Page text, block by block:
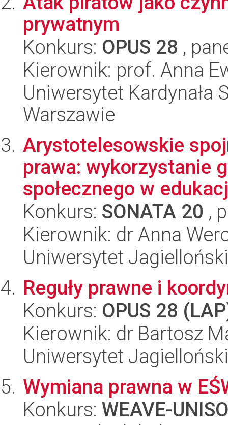
prywatnym
Konkurs: OPUS 28 ,
Kierownik: prof. Anna
Uniwersytet Kardynała
Warszawie
Arystotelesowskie
prawa: wykorzystanie
społecznego w
Konkurs: SONATA 20 ,
Kierownik: dr Anna
Uniwersytet Jagielloński
Reguły prawne i
Konkurs: OPUS 28
Kierownik: dr Bartosz
Uniwersytet Jagielloński
Wymiana prawna w
Konkurs: WEAVE-